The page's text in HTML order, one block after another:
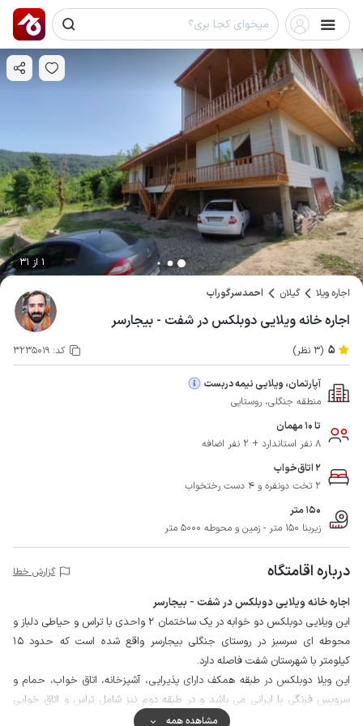
1 از 31
اجاره ویلا گیلان احمدسرگوراب
اجاره خانه ویلایی دوبلکس در شفت - بیجارسر
5 (3 نظر) کد: 3235019
آپارتمان، ویلایی نیمه دربست
منطقه جنگلی، روستایی
تا 10 مهمان
8 نفر استاندارد + 2 نفر اضافه
2 اتاق‌خواب
2 تخت دونفره و 4 دست رختخواب
150 متر
زیربنا 150 متر - زمین و محوطه 5000 متر
درباره اقامتگاه گزارش خطا
اجاره خانه ویلایی دوبلکس در شفت - بیجارسر
این ویلایی دوبلکس دو خوابه در یک ساختمان 2 واحدی با تراس و حیاطی دلباز و
محوطه ای سرسبز در روستای جنگلی بیجارسر واقع شده است که حدود 15
کیلومتر با شهرستان شفت فاصله دارد.
این ویلا دوبلکس در طبقه همکف دارای پذیرایی، آشپزخانه، اتاق خواب، حمام و
سرویس فرنگی با ایرانی می باشد و در طبقه دوم نیز شامل تراس و اتاق خوابی
مشاهده همه